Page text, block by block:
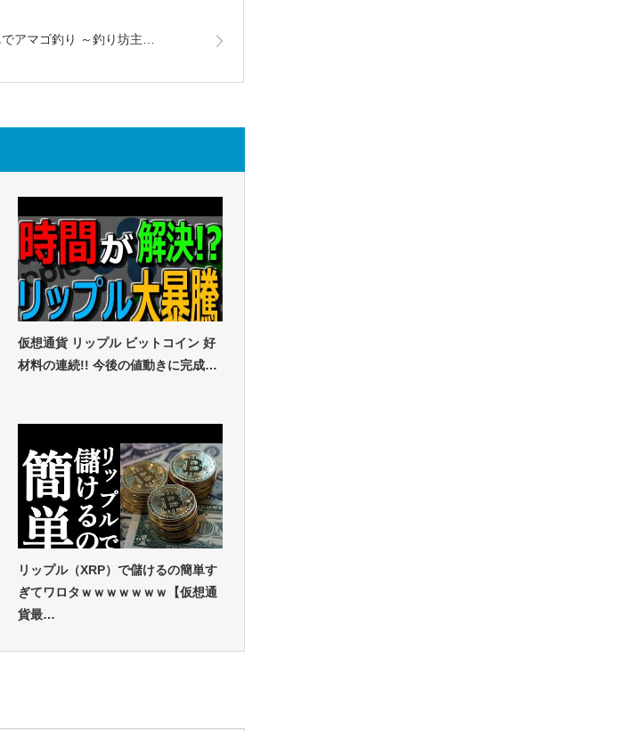
アマゴ釣り ～釣り坊主…
仮想通貨 リップル ビットコイン 好
材料の連続!! 今後の値動きに完成…
リップル（XRP）で儲けるの簡単す
ぎてワロタｗｗｗｗｗｗｗ【仮想通
貨最…